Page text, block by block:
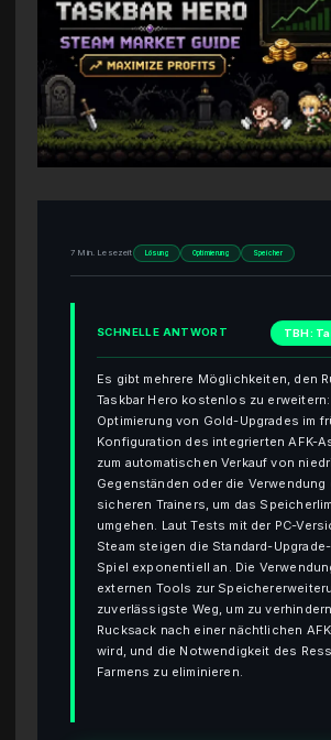
7 Min. Lesezeit Lösung Optimierung Speicher
SCHNELLE ANTWORT TBH:
Es gibt mehrere Möglichkeiten, den
Taskbar Hero kostenlos zu
Optimierung von Gold-Upgrades im
Konfiguration des integrierten AFK-
zum automatischen Verkauf von
Gegenständen oder die Verwendung
sicheren Trainers, um das
umgehen. Laut Tests mit der PC-
Steam steigen die Standard-
Spiel exponentiell an. Die
externen Tools zur
zuverlässigste Weg, um zu
Rucksack nach einer nächtlichen
wird, und die Notwendigkeit des
Farmens zu eliminieren.